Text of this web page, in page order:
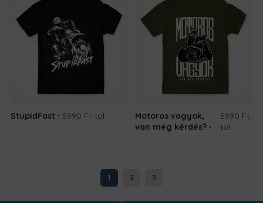
StupidFast 5990 Ft-tól
Motoros vagyok,
van még kérdés?
5990 Ft-
tól
1 2 3